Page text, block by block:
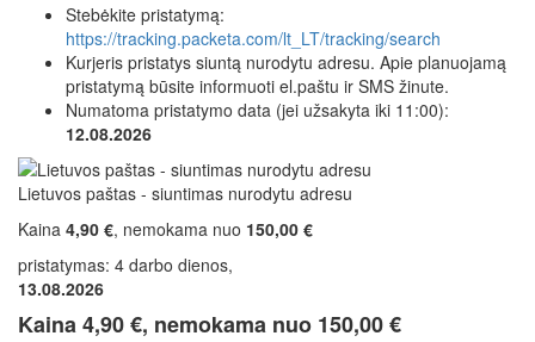
Stebėkite pristatymą:
https://tracking.packeta.com/lt_LT/tracking/search
Kurjeris pristatys siuntą nurodytu adresu. Apie planuojamą
pristatymą būsite informuoti el.paštu ir SMS žinute.
Numatoma pristatymo data (jei užsakyta iki 11:00):
12.08.2026
Lietuvos paštas - siuntimas nurodytu adresu
Kaina 4,90 €, nemokama nuo 150,00 €
pristatymas: 4 darbo dienos,
13.08.2026
Kaina4,90 €, nemokama nuo 150,00 €